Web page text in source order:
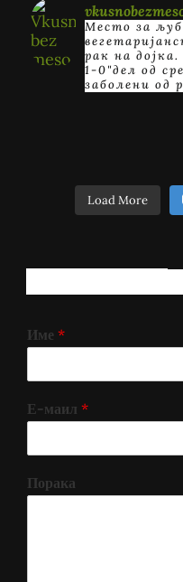
Место за
рак на дојка.
1-0"дел од
заболени од
Load More
Име *
Е-маил *
Порака